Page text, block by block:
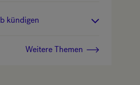
kündigen
Weitere Themen